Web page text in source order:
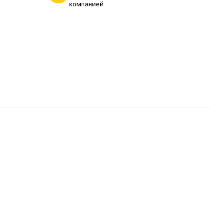
компанией